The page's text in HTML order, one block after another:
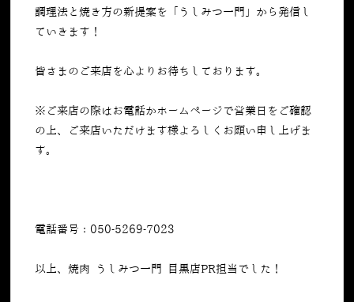
調理法と焼き方の新提案を「うしみつ一門」から発信し
ていきます！
皆さまのご来店を心よりお待ちしております。
※ご来店の際はお電話かホームページで営業日をご確認
の上、ご来店いただけます様よろしくお願い申し上げま
す。
電話番号：050-5269-7023
以上、焼肉 うしみつ一門 目黒店PR担当でした！